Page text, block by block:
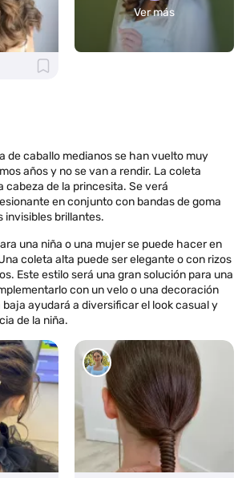
Ver más
de caballo medianos se han vuelto muy
años y no se van a rendir. La coleta
cabeza de la princesita. Se verá
en conjunto con bandas de goma
invisibles brillantes.
una niña o una mujer se puede hacer en
coleta alta puede ser elegante o con rizos
Este estilo será una gran solución para una
con un velo o una decoración
ayudará a diversificar el look casual y
de la niña.